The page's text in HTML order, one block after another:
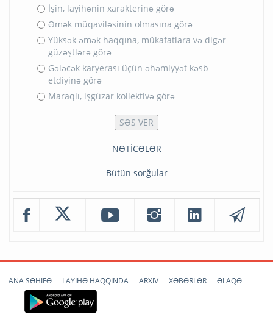
İşin, layihənin xarakterinə görə
Əmək müqaviləsinin olmasına görə
Yüksək əmək haqqına, mükafatlara və digər
güzəştlərə görə
Gələcək karyerası üçün əhəmiyyət kəsb
etdiyinə görə
Maraqlı, işgüzar kollektivə görə
NƏTİCƏLƏR
Bütün sorğular
ANA SƏHİFƏ LAYİHƏ HAQQINDA ARXİV XƏBƏRLƏR ƏLAQƏ